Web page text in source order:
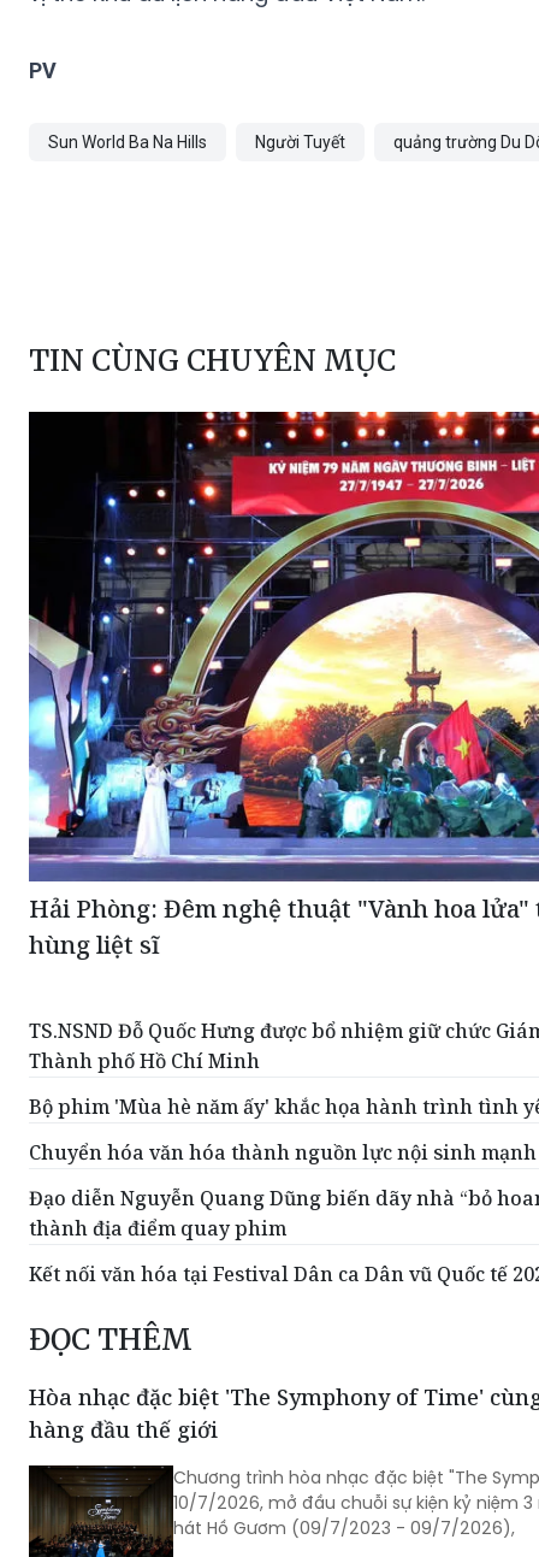
PV
Sun World Ba Na Hills Người Tuyết quảng trường Du
TIN CÙNG CHUYÊN MỤC
Hải Phòng: Đêm nghệ thuật "Vành hoa lửa"
hùng liệt sĩ
TS.NSND Đỗ Quốc Hưng được bổ nhiệm giữ chức
Thành phố Hồ Chí Minh
Bộ phim 'Mùa hè năm ấy' khắc họa hành trình tình
Chuyển hóa văn hóa thành nguồn lực nội sinh mạnh
Đạo diễn Nguyễn Quang Dũng biến dãy nhà “bỏ
thành địa điểm quay phim
Kết nối văn hóa tại Festival Dân ca Dân vũ Quốc tế
ĐỌC THÊM
Hòa nhạc đặc biệt 'The Symphony of Time'
hàng đầu thế giới
Chương trình hòa nhạc đặc biệt "The
10/7/2026, mở đầu chuỗi sự kiện kỷ niệm
hát Hồ Gươm (09/7/2023 - 09/7/2026),